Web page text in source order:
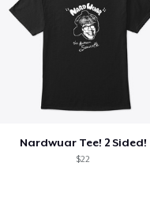
Nardwuar Tee! 2 Sided!
$22